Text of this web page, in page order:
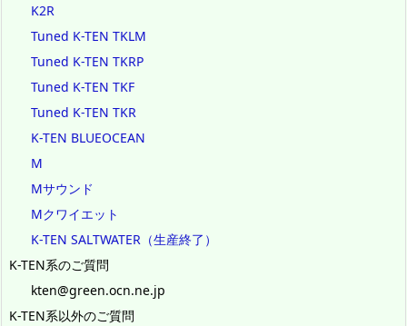
K2R
Tuned K-TEN TKLM
Tuned K-TEN TKRP
Tuned K-TEN TKF
Tuned K-TEN TKR
K-TEN BLUEOCEAN
M
Mサウンド
Mクワイエット
K-TEN SALTWATER（生産終了）
K-TEN系のご質問
kten@green.ocn.ne.jp
K-TEN系以外のご質問